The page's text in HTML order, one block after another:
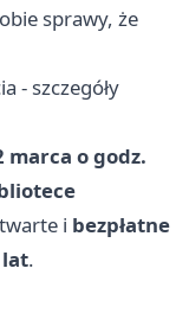
sprawy, że
- szczegóły
marca o godz.
i bezpłatne
lat.